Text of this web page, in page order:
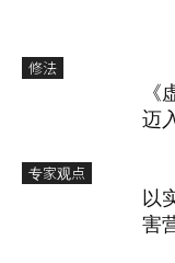
修法
迈
专家观点
以
害